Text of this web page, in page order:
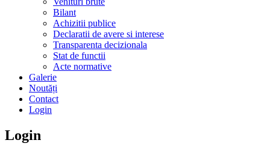
Bilant
Achizitii publice
Declaratii de avere si interese
Transparenta decizionala
Stat de functii
Acte normative
Galerie
Noutăți
Contact
Login
Login